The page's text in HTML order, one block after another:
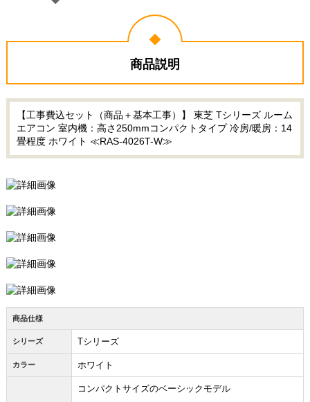
商品説明
【工事費込セット（商品＋基本工事）】 東芝 Tシリーズ ルーム
エアコン 室内機：高さ250mmコンパクトタイプ 冷房/暖房：14
畳程度 ホワイト ≪RAS-4026T-W≫
商品仕様
シリーズ Tシリーズ
カラー ホワイト
コンパクトサイズのベーシックモデル